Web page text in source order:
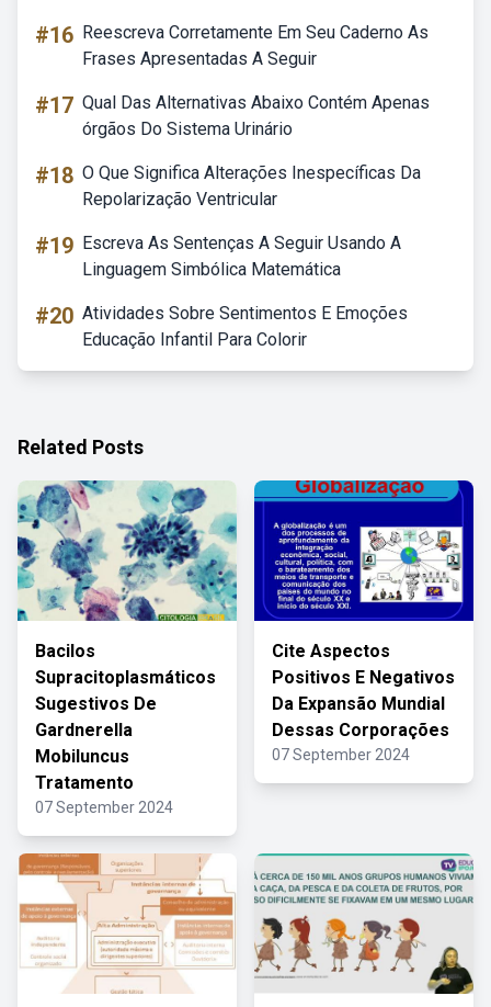
#16 Reescreva Corretamente Em Seu Caderno As
Frases Apresentadas A Seguir
#17 Qual Das Alternativas Abaixo Contém Apenas
órgãos Do Sistema Urinário
#18 O Que Significa Alterações Inespecíficas Da
Repolarização Ventricular
#19 Escreva As Sentenças A Seguir Usando A
Linguagem Simbólica Matemática
#20 Atividades Sobre Sentimentos E Emoções
Educação Infantil Para Colorir
Related Posts
Bacilos
Supracitoplasmáticos
Sugestivos De
Gardnerella
Mobiluncus
Tratamento
07 September 2024
Cite Aspectos
Positivos E Negativos
Da Expansão Mundial
Dessas Corporações
07 September 2024